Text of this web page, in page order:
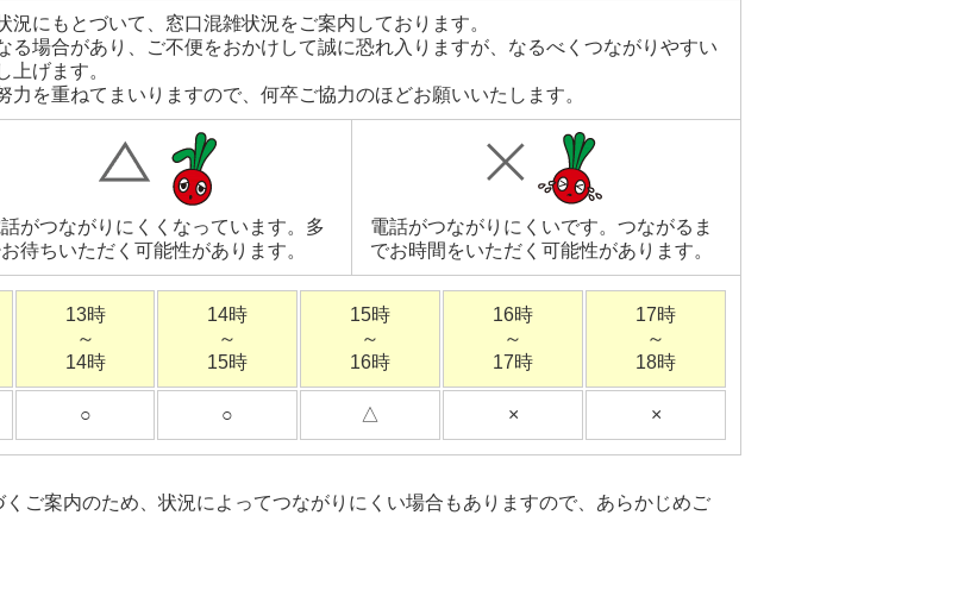
にもとづいて、窓口混雑状況をご案内しております。
る場合があり、ご不便をおかけして誠に恐れ入りますが、なるべくつながりやすい
げます。
を重ねてまいりますので、何卒ご協力のほどお願いいたします。
がつながりにくくなっています。多
待ちいただく可能性があります。
電話がつながりにくいです。つながるま
でお時間をいただく可能性があります。
13時
～
14時
14時
～
15時
15時
～
16時
16時
～
17時
17時
～
18時
○ ○ △ × ×
ご案内のため、状況によってつながりにくい場合もありますので、あらかじめご